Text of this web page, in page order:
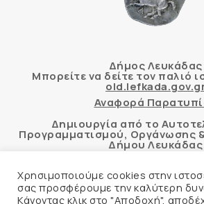
Δήμος Λευκάδας
Μπορείτε να δείτε τον παλιό
Αναφορά
Δημιουργία από το
Προγραμματισμού, Οργάνωσης
Δήμου Λευκάδας
Χρησιμοποιούμε cookies στην
σας προσφέρουμε την καλύτερη
Κάνοντας κλικ στο "Αποδοχή",